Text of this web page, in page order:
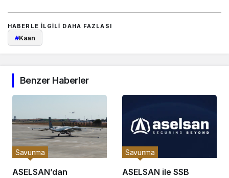
HABERLE ILGILI DAHA FAZLASI
#Kaan
Benzer Haberler
ASELSAN’dan
Savunma
ASELSAN ile SSB
Savunma